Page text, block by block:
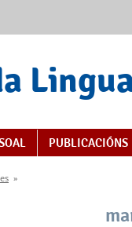
PUBLICACIÓNS
aquí
»